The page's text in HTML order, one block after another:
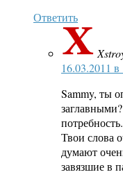
Ответить
16.03.2011 в
Sammy, ты
потребность.
Твои слова
думают
завязшие в